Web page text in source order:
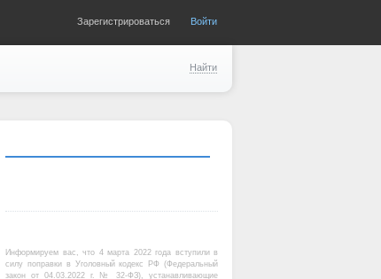
Зарегистрироваться Войти
Найти
Информируем вас, что 4 марта 2022 года вступили в
силу поправки в Уголовный кодекс РФ (Федеральный
закон от 04.03.2022 г. № 32-ФЗ), устанавливающие